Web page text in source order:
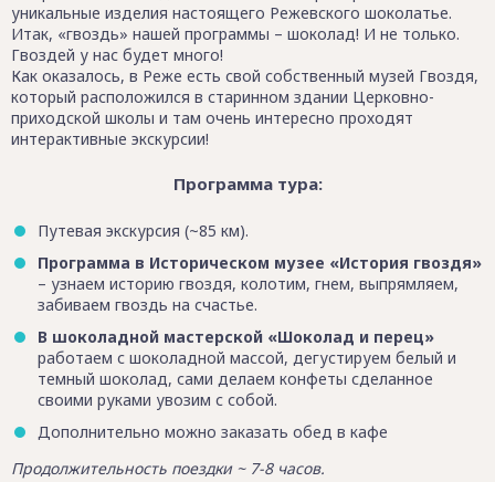
уникальные изделия настоящего Режевского шоколатье.
Итак, «гвоздь» нашей программы – шоколад! И не только.
Гвоздей у нас будет много!
Как оказалось, в Реже есть свой собственный музей Гвоздя,
который расположился в старинном здании Церковно-
приходской школы и там очень интересно проходят
интерактивные экскурсии!
Программа тура:
Путевая экскурсия (~85 км).
Программа в Историческом музее «История гвоздя»
– узнаем историю гвоздя, колотим, гнем, выпрямляем,
забиваем гвоздь на счастье.
В шоколадной мастерской «Шоколад и перец»
работаем с шоколадной массой, дегустируем белый и
темный шоколад, сами делаем конфеты сделанное
своими руками увозим с собой.
Дополнительно можно заказать обед в кафе
Продолжительность поездки ~ 7-8 часов.